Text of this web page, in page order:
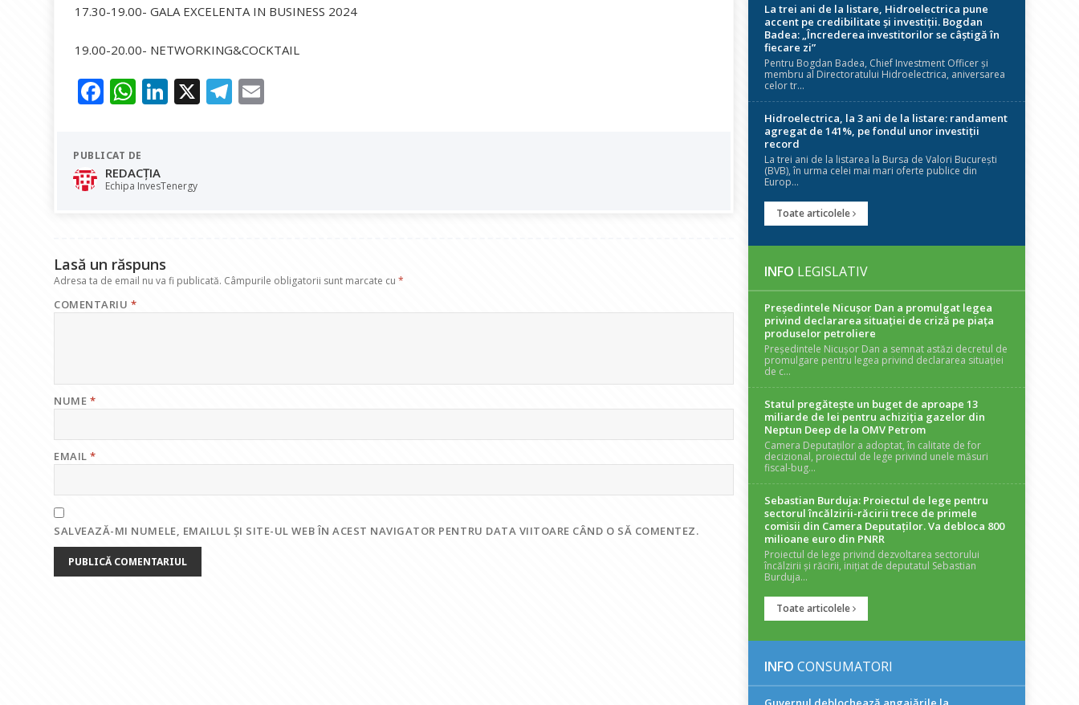
17.30-19.00- GALA EXCELENTA IN BUSINESS 2024
19.00-20.00- NETWORKING&COCKTAIL
F
e
b
o
W
at
s
A
Li
dI
X T
PUBLICAT DE
REDACȚIA
Echipa InvesTenergy
Lasă un răspuns
Adresa ta de email nu va fi publicată. Câmpurile obligatorii sunt marcate cu*
COMENTARIU *
NUME *
EMAIL*
SALVEAZĂ-MI NUMELE, EMAILUL ȘI SITE-UL WEB ÎN ACEST NAVIGATOR PENTRU DATA VIITOARE CÂND O SĂ COMENTEZ.
La trei ani de la listare, Hidroelectrica pune
accent pe credibilitate și investiții. Bogdan
Badea: „Încrederea investitorilor se câștigă în
fiecare zi”
Pentru Bogdan Badea, Chief Investment Officer și
membru al Directoratului Hidroelectrica, aniversarea
celor tr...
Hidroelectrica, la 3 ani de la listare: randament
agregat de 141%, pe fondul unor investiții
record
La trei ani de la listarea la Bursa de Valori București
(BVB), în urma celei mai mari oferte publice din
Europ...
Toate articolele
INFO LEGISLATIV
Președintele Nicuşor Dan a promulgat legea
privind declararea situaţiei de criză pe piaţa
produselor petroliere
Președintele Nicușor Dan a semnat astăzi decretul de
promulgare pentru legea privind declararea situației
de c...
Statul pregătește un buget de aproape 13
miliarde de lei pentru achiziția gazelor din
Neptun Deep de la OMV Petrom
Camera Deputaților a adoptat, în calitate de for
decizional, proiectul de lege privind unele măsuri
fiscal-bug...
Sebastian Burduja: Proiectul de lege pentru
sectorul încălzirii-răcirii trece de primele
comisii din Camera Deputaților. Va debloca 800
milioane euro din PNRR
Proiectul de lege privind dezvoltarea sectorului
încălzirii și răcirii, inițiat de deputatul Sebastian
Burduja...
Toate articolele
INFO CONSUMATORI